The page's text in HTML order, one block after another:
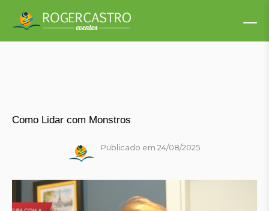
Como Lidar com Monstros
Publicado em 24/08/2025